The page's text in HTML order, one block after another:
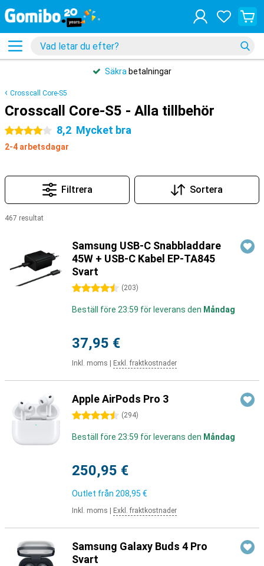
Säkra betalningar
Crosscall Core-S5
Crosscall Core-S5 - Alla tillbehör
4 stjärnor 8,2 Mycket bra
2-4 arbetsdagar
Filtrera Sortera
467 resultat
Samsung USB-C Snabbladdare
45W + USB-C Kabel EP-TA845
Svart
4.5 stjärnor (203)
Beställ före 23:59 för leverans den Måndag
37,95 €
Inkl. moms Exkl. fraktkostnader
Apple AirPods Pro 3
4.5 stjärnor (294)
Beställ före 23:59 för leverans den Måndag
250,95 €
Outlet från 208,95 €
Inkl. moms Exkl. fraktkostnader
Samsung Galaxy Buds 4 Pro
Svart